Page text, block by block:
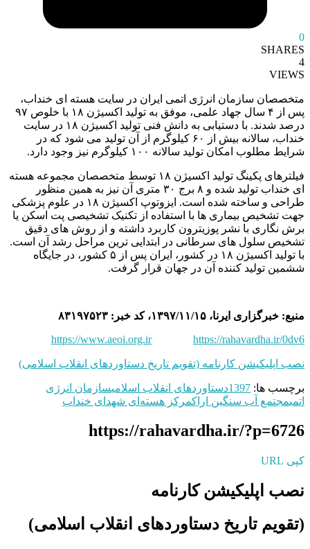
0
SHARES
4
VIEWS
متخصصان سازمان انرژی اتمی ایران در سایت هسته ای خنداب،
پس از ۴ سال جهاد علمی، موفق به تولید اکسیژن ۱۸ با خلوص ۹۷
درصد شدند. با دستیابی به دانش فنی تولید اکسیژن ۱۸ در سایت
خنداب، سالانه بیش از ۶۰ کیلوگرم از آن تولید می شود که در
شرایط مطلوب امکان تولید سالانه ۱۰۰ کیلوگرم نیز وجود دارد.
فیلترهای پکینگ تولید اکسیژن ۱۸ توسط متخصصان مجموعه هسته
ای خنداب تولید شده و ۸ برج ۳۰ متری آن نیز به همین منظور
طراحی و ساخته شده است. ایزوتوپ اکسیژن ۱۸ در علوم پزشکی
جهت تشخیص بیماری ‌ها با استفاده از تکنیک تشخیصی پت اسکن یا
برش نگاری با نشر پوزیترون کاربرد داشته و از روش‌ های دقیق
تشخیص سلول ‌های سرطانی در ابتدایی ‌ترین مراحل رشد آن است.
با تولید اکسیژن ۱۸ در کشور، ایران پس از ۵ کشور، در جایگاه
ششمین تولید کننده آن در جهان قرار گرفت.
منبع: خبرگزاری ایرنا، ۱۳۹۷/۱۱/۱۵، کد خبر: ۸۳۱۹۷۵۲۳
https://www.aeoi.org.ir
https://rahavardha.ir/0dv6
نصب اپلیکیشن کارنامه (تقویم تاریخ دستاوردهای انقلاب اسلامی)
برچسب ها: 1397دستاوردهای انقلاب اسلامیسازمان انرژی
اتمیمجتمع آب سنگین اراکمرکز هسته‌ای شهدای خنداب
https://rahavardha.ir/?p=6726
کپی URL
نصب اپلیکیشن کارنامه
(تقویم تاریخ دستاوردهای انقلاب اسلامی​)